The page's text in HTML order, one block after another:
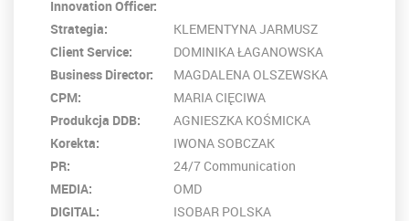
Innovation Officer:
Strategia:
KLEMENTYNA JARMUSZ
Client Service:
DOMINIKA ŁAGANOWSKA
Business Director:
MAGDALENA OLSZEWSKA
CPM:
MARIA CIĘCIWA
Produkcja DDB:
AGNIESZKA KOŚMICKA
Korekta:
IWONA SOBCZAK
PR:
24/7 Communication
MEDIA:
OMD
DIGITAL:
ISOBAR POLSKA